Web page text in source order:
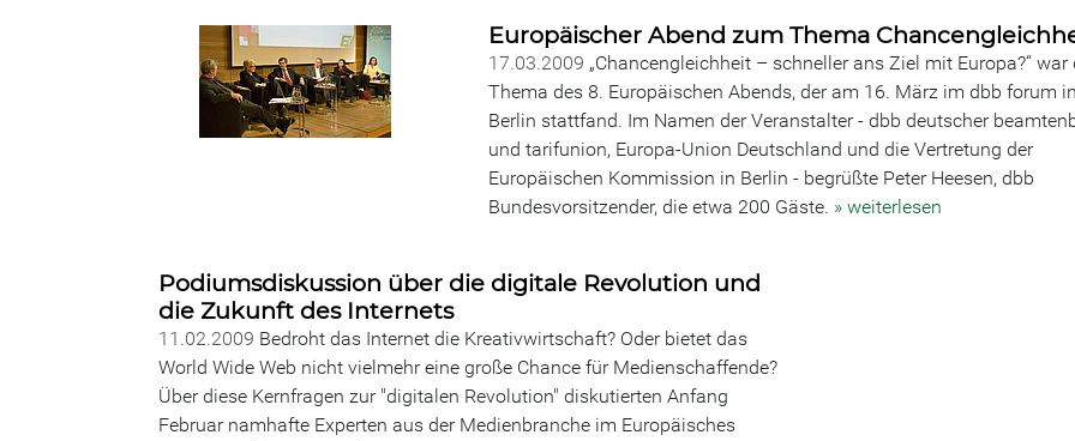
Europäischer Abend zum Thema
17.03.2009 „Chancengleichheit – schneller ans Ziel mit Europa?“ war
Thema des 8. Europäischen Abends, der am 16. März im dbb forum in
Berlin stattfand. Im Namen der Veranstalter - dbb deutscher
und tarifunion, Europa-Union Deutschland und die Vertretung der
Europäischen Kommission in Berlin - begrüßte Peter Heesen, dbb
Bundesvorsitzender, die etwa 200 Gäste. » weiterlesen
Podiumsdiskussion über die digitale Revolution und
die Zukunft des Internets
11.02.2009 Bedroht das Internet die Kreativwirtschaft? Oder bietet das
World Wide Web nicht vielmehr eine große Chance für Medienschaffende?
Über diese Kernfragen zur "digitalen Revolution" diskutierten Anfang
Februar namhafte Experten aus der Medienbranche im Europäisches